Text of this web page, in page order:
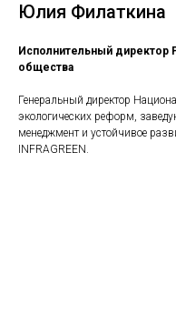
Юлия Филаткина
Исполнительный директор
общества
Генеральный директор
экологических реформ,
менеджмент и устойчивое
INFRAGREEN.